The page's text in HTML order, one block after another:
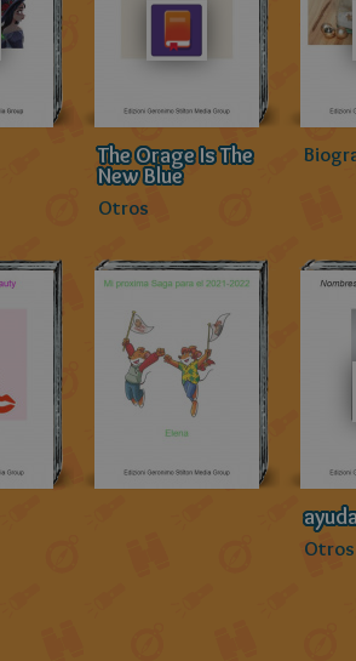
The Orage Is The
New Blue
Otros
Otros